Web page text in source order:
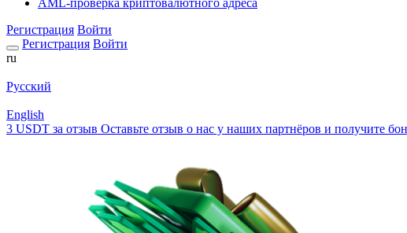
AML-проверка криптовалютного адреса
Регистрация Войти
Регистрация Войти
ru
Русский
English
3 USDT за отзыв Оставьте отзыв о нас у наших партнёров и получите